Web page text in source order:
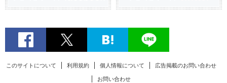
このサイトについて 利用規約 個人情報について 広告掲載のお問い合わせ
お問い合わせ